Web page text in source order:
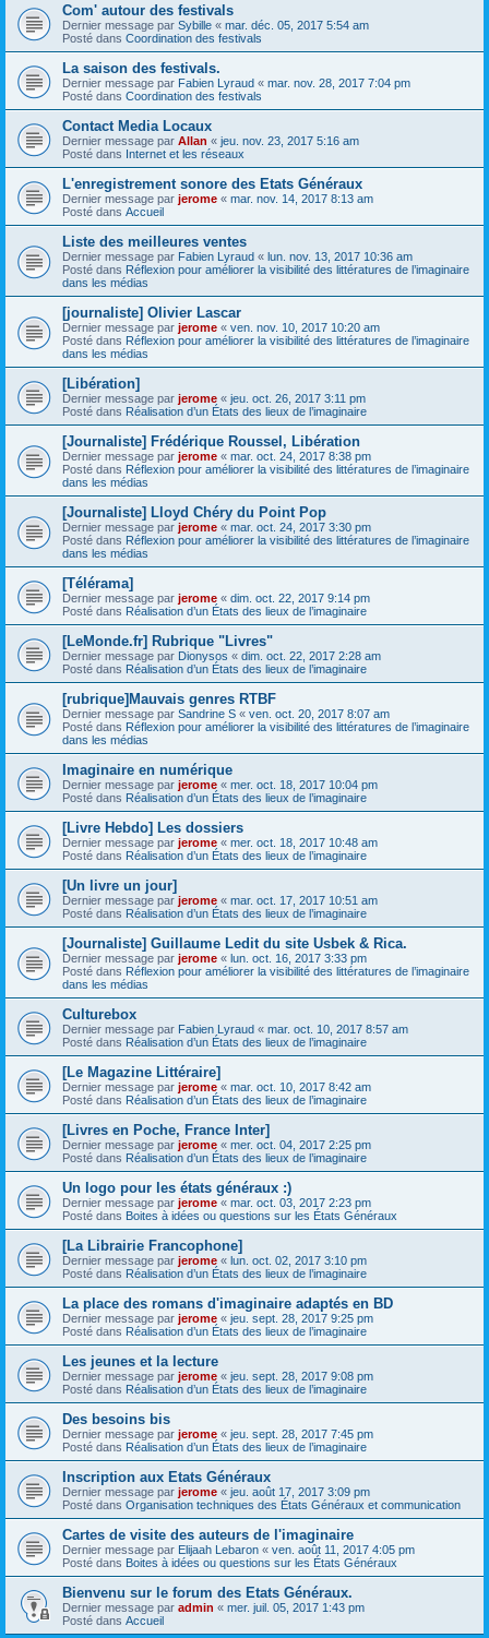
Com' autour des festivals
Dernier message par Sybille « mar. déc. 05, 2017 5:54 am
Posté dans Coordination des festivals
La saison des festivals.
Dernier message par Fabien Lyraud « mar. nov. 28, 2017 7:04 pm
Posté dans Coordination des festivals
Contact Media Locaux
Dernier message par Allan « jeu. nov. 23, 2017 5:16 am
Posté dans Internet et les réseaux
L'enregistrement sonore des Etats Généraux
Dernier message par jerome « mar. nov. 14, 2017 8:13 am
Posté dans Accueil
Liste des meilleures ventes
Dernier message par Fabien Lyraud « lun. nov. 13, 2017 10:36 am
Posté dans Réflexion pour améliorer la visibilité des littératures de l’imaginaire
dans les médias
[journaliste] Olivier Lascar
Dernier message par jerome « ven. nov. 10, 2017 10:20 am
Posté dans Réflexion pour améliorer la visibilité des littératures de l’imaginaire
dans les médias
[Libération]
Dernier message par jerome « jeu. oct. 26, 2017 3:11 pm
Posté dans Réalisation d’un États des lieux de l’imaginaire
[Journaliste] Frédérique Roussel, Libération
Dernier message par jerome « mar. oct. 24, 2017 8:38 pm
Posté dans Réflexion pour améliorer la visibilité des littératures de l’imaginaire
dans les médias
[Journaliste] Lloyd Chéry du Point Pop
Dernier message par jerome « mar. oct. 24, 2017 3:30 pm
Posté dans Réflexion pour améliorer la visibilité des littératures de l’imaginaire
dans les médias
[Télérama]
Dernier message par jerome « dim. oct. 22, 2017 9:14 pm
Posté dans Réalisation d’un États des lieux de l’imaginaire
[LeMonde.fr] Rubrique "Livres"
Dernier message par Dionysos « dim. oct. 22, 2017 2:28 am
Posté dans Réalisation d’un États des lieux de l’imaginaire
[rubrique]Mauvais genres RTBF
Dernier message par Sandrine S « ven. oct. 20, 2017 8:07 am
Posté dans Réflexion pour améliorer la visibilité des littératures de l’imaginaire
dans les médias
Imaginaire en numérique
Dernier message par jerome « mer. oct. 18, 2017 10:04 pm
Posté dans Réalisation d’un États des lieux de l’imaginaire
[Livre Hebdo] Les dossiers
Dernier message par jerome « mer. oct. 18, 2017 10:48 am
Posté dans Réalisation d’un États des lieux de l’imaginaire
[Un livre un jour]
Dernier message par jerome « mar. oct. 17, 2017 10:51 am
Posté dans Réalisation d’un États des lieux de l’imaginaire
[Journaliste] Guillaume Ledit du site Usbek & Rica.
Dernier message par jerome « lun. oct. 16, 2017 3:33 pm
Posté dans Réflexion pour améliorer la visibilité des littératures de l’imaginaire
dans les médias
Culturebox
Dernier message par Fabien Lyraud « mar. oct. 10, 2017 8:57 am
Posté dans Réalisation d’un États des lieux de l’imaginaire
[Le Magazine Littéraire]
Dernier message par jerome « mar. oct. 10, 2017 8:42 am
Posté dans Réalisation d’un États des lieux de l’imaginaire
[Livres en Poche, France Inter]
Dernier message par jerome « mer. oct. 04, 2017 2:25 pm
Posté dans Réalisation d’un États des lieux de l’imaginaire
Un logo pour les états généraux :)
Dernier message par jerome « mar. oct. 03, 2017 2:23 pm
Posté dans Boites à idées ou questions sur les États Généraux
[La Librairie Francophone]
Dernier message par jerome « lun. oct. 02, 2017 3:10 pm
Posté dans Réalisation d’un États des lieux de l’imaginaire
La place des romans d'imaginaire adaptés en BD
Dernier message par jerome « jeu. sept. 28, 2017 9:25 pm
Posté dans Réalisation d’un États des lieux de l’imaginaire
Les jeunes et la lecture
Dernier message par jerome « jeu. sept. 28, 2017 9:08 pm
Posté dans Réalisation d’un États des lieux de l’imaginaire
Des besoins bis
Dernier message par jerome « jeu. sept. 28, 2017 7:45 pm
Posté dans Réalisation d’un États des lieux de l’imaginaire
Inscription aux Etats Généraux
Dernier message par jerome « jeu. août 17, 2017 3:09 pm
Posté dans Organisation techniques des États Généraux et communication
Cartes de visite des auteurs de l'imaginaire
Dernier message par Elijaah Lebaron « ven. août 11, 2017 4:05 pm
Posté dans Boites à idées ou questions sur les États Généraux
Bienvenu sur le forum des Etats Généraux.
Dernier message par admin « mer. juil. 05, 2017 1:43 pm
Posté dans Accueil